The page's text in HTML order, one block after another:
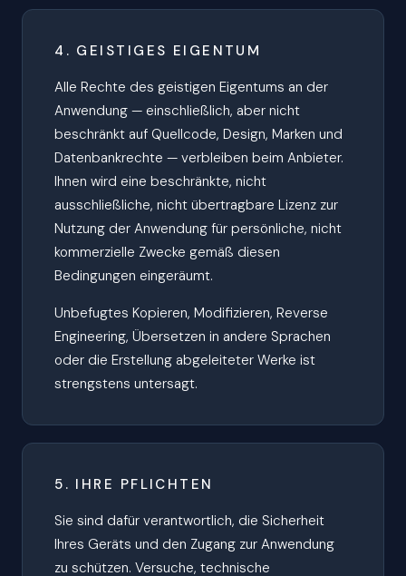
4. GEISTIGES EIGENTUM
Alle Rechte des geistigen Eigentums an der
Anwendung — einschließlich, aber nicht
beschränkt auf Quellcode, Design, Marken und
Datenbankrechte — verbleiben beim Anbieter.
Ihnen wird eine beschränkte, nicht
ausschließliche, nicht übertragbare Lizenz zur
Nutzung der Anwendung für persönliche, nicht
kommerzielle Zwecke gemäß diesen
Bedingungen eingeräumt.
Unbefugtes Kopieren, Modifizieren, Reverse
Engineering, Übersetzen in andere Sprachen
oder die Erstellung abgeleiteter Werke ist
strengstens untersagt.
5. IHRE PFLICHTEN
Sie sind dafür verantwortlich, die Sicherheit
Ihres Geräts und den Zugang zur Anwendung
zu schützen. Versuche, technische